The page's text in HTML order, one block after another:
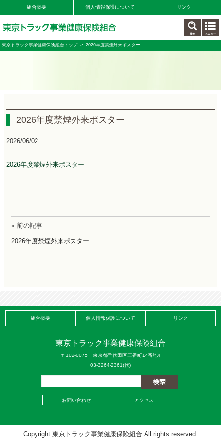
組合概要 個人情報保護について リンク
東京トラック事業健康保険組合トップ> 2026年度禁煙外来ポスター
2026年度禁煙外来ポスター
2026/06/02
2026年度禁煙外来ポスター
« 前の記事
2026年度禁煙外来ポスター
組合概要 個人情報保護について リンク
東京トラック事業健康保険組合
〒102-0075 東京都千代田区三番町14番地4
03-3264-2361(代)
お問い合わせ アクセス
Copyright 東京トラック事業健康保険組合 All rights reserved.